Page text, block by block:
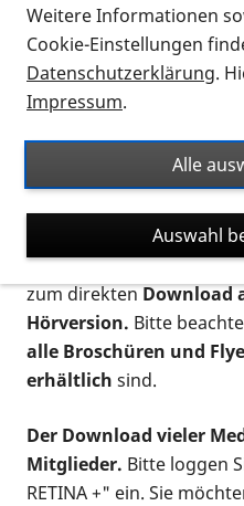
Thema Infomaterial auf
für blinde und
Auf dieser Seite finden
Ort. Nutzen Sie den
nach Flyern und
suchen. Die meisten
verschiedenen Formaten
postalischen
zum direktenDownload
Hörversion. Bitte
alle Broschüren und
erhältlich sind.
Der Download vieler
Mitglieder. Bitte loggen
RETINA +" ein. Sie
Weitere Informationen
Cookie-Einstellungen
Datenschutzerklärung.
Impressum.
Alle
Auswahl